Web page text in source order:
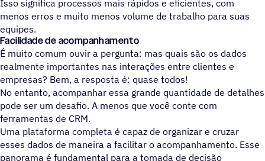
Isso significa processos mais rápidos e eficientes, com
menos erros e muito menos volume de trabalho para suas
equipes.
Facilidade de acompanhamento
É muito comum ouvir a pergunta: mas quais são os dados
realmente importantes nas interações entre clientes e
empresas? Bem, a resposta é: quase todos!
No entanto, acompanhar essa grande quantidade de detalhes
pode ser um desafio. A menos que você conte com
ferramentas de CRM.
Uma plataforma completa é capaz de organizar e cruzar
esses dados de maneira a facilitar o acompanhamento. Esse
panorama é fundamental para a tomada de decisão